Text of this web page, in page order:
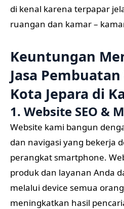
di kenal karena terpapar
ruangan dan kamar –
Keuntungan
Jasa
Kota Jepara di
1. Website SEO &
Website kami bangun
dan navigasi yang bekerja
perangkat smartphone.
produk dan layanan Anda
melalui device semua
meningkatkan hasil